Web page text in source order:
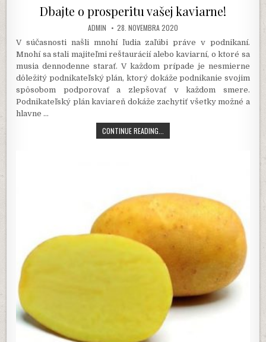
Dbajte o prosperitu vašej kaviarne!
AUTHOR:
ADMIN PUBLISHED
DATE:
28. NOVEMBRA 2020
V súčasnosti našli mnohí ľudia zaľúbi práve v podnikaní.
Mnohí sa stali majiteľmi reštaurácií alebo kaviarní, o ktoré sa
musia dennodenne starať. V každom prípade je nesmierne
dôležitý podnikateľský plán, ktorý dokáže podnikanie svojim
spôsobom podporovať a zlepšovať v každom smere.
Podnikateľský plán kaviareň dokáže zachytiť všetky možné a
hlavne…
CONTINUE READING...
O